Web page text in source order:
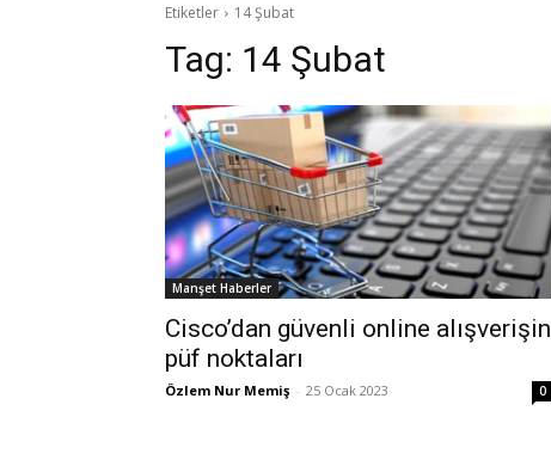
Etiketler 14 Şubat
Tag: 14 Şubat
Manşet Haberler
Cisco’dan güvenli online alışverişin
püf noktaları
Özlem Nur Memiş - 25 Ocak 2023 0